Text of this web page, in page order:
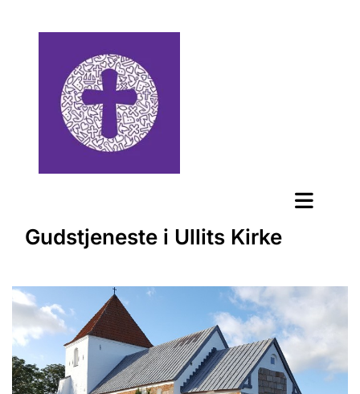
Gudstjeneste i Ullits Kirke